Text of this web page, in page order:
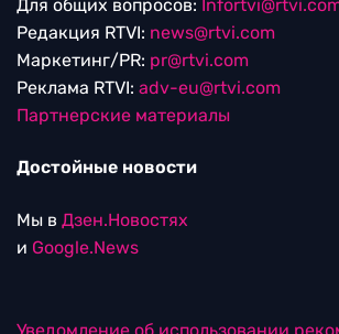
Для общих вопросов:
Редакция RTVI: news@rtvi.com
Маркетинг/PR: pr@rtvi.com
Реклама RTVI: adv-eu@rtvi.com
Партнерские материалы
Достойные новости
Мы в Дзен.Новостях
и Google.News